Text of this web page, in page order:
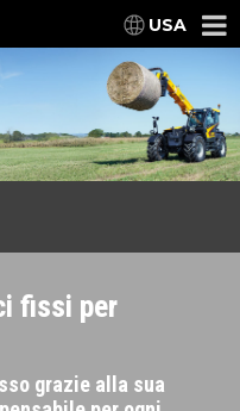
USA
fissi per
grazie alla sua